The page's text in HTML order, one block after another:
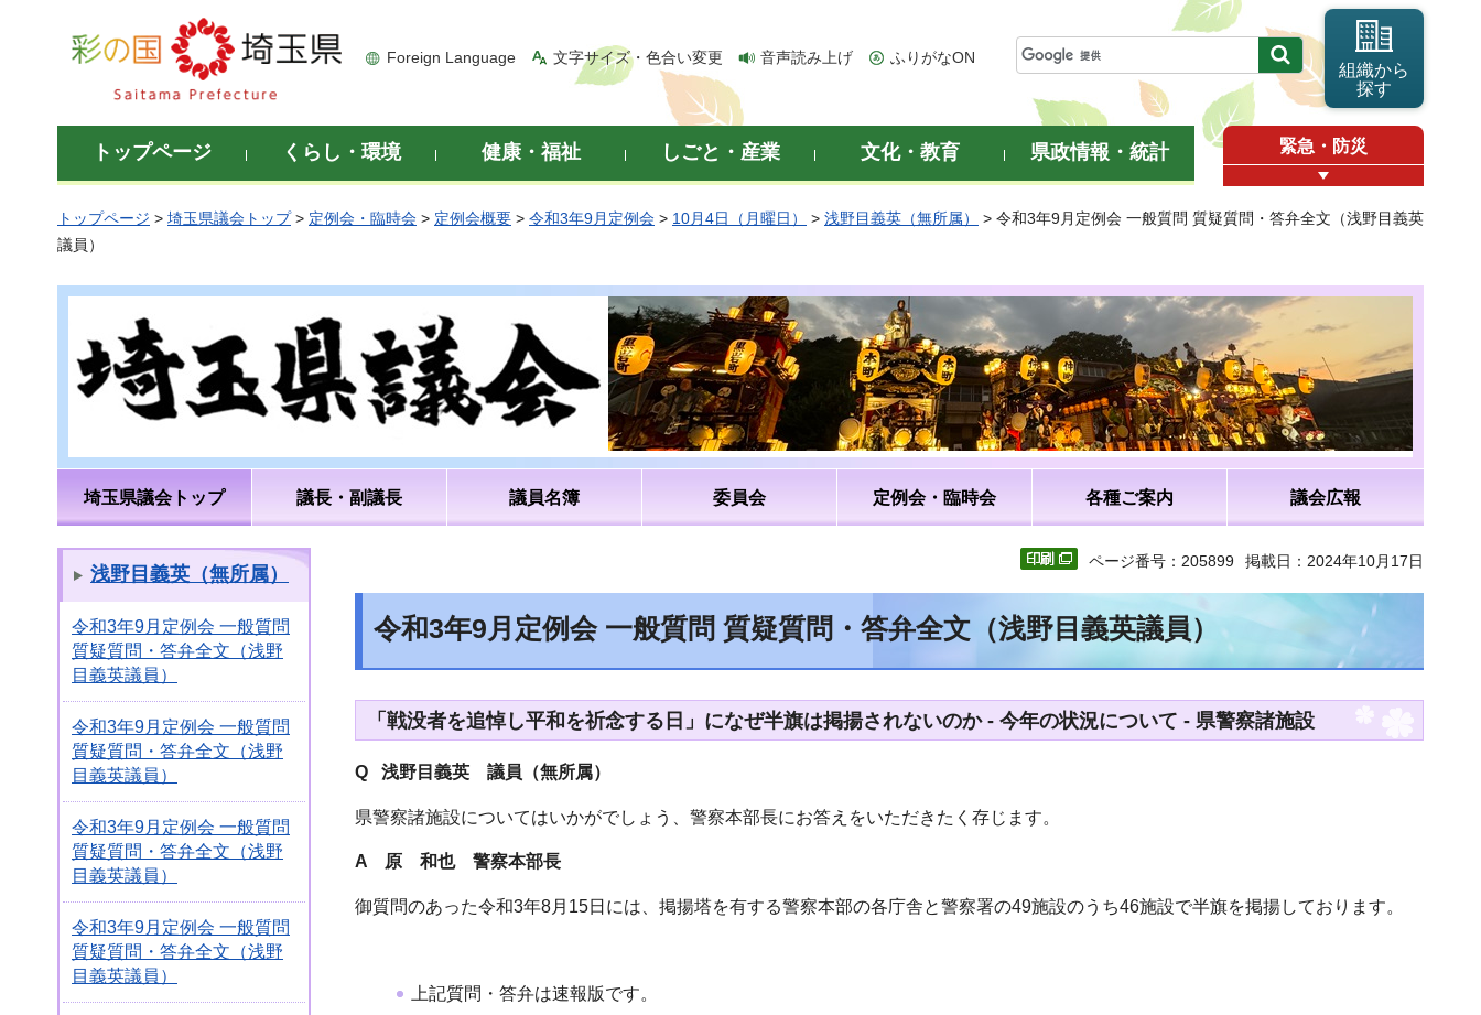
彩の国 埼玉県
Foreign Language 文字サイズ・色合い変更 音声読み上げ ふりがなON
組織から
探す
トップページ くらし・環境 健康・福祉 しごと・産業 文化・教育 県政情報・統計 緊急・防災
トップページ > 埼玉県議会トップ> 定例会・臨時会 > 定例会概要 > 令和3年9月定例会 > 10月4日（月曜日） > 浅野目義英（無所属）
> 令和3年9月定例会 一般質問 質疑質問・答弁全文（浅野目義英
議員）
埼玉県議会トップ 議長・副議長 議員名簿 委員会 定例会・臨時会 各種ご案内 議会広報
浅野目義英（無所属）
令和3年9月定例会 一般質問
質疑質問・答弁全文（浅野
目義英議員）
令和3年9月定例会 一般質問
質疑質問・答弁全文（浅野
目義英議員）
令和3年9月定例会 一般質問
質疑質問・答弁全文（浅野
目義英議員）
令和3年9月定例会 一般質問
質疑質問・答弁全文（浅野
目義英議員）
ページ番号：205899 掲載日：2024年10月17日
令和3年9月定例会 一般質問 質疑質問・答弁全文（浅野目義英議員）
「戦没者を追悼し平和を祈念する日」になぜ半旗は掲揚されないのか - 今年の状況について - 県警察諸施設
Q 浅野目義英 議員（無所属）
県警察諸施設についてはいかがでしょう、警察本部長にお答えをいただきたく存じます。
A 原 和也 警察本部長
御質問のあった令和3年8月15日には、掲揚塔を有する警察本部の各庁舎と警察署の49施設のうち46施設で半旗を掲揚しております。
上記質問・答弁は速報版です。